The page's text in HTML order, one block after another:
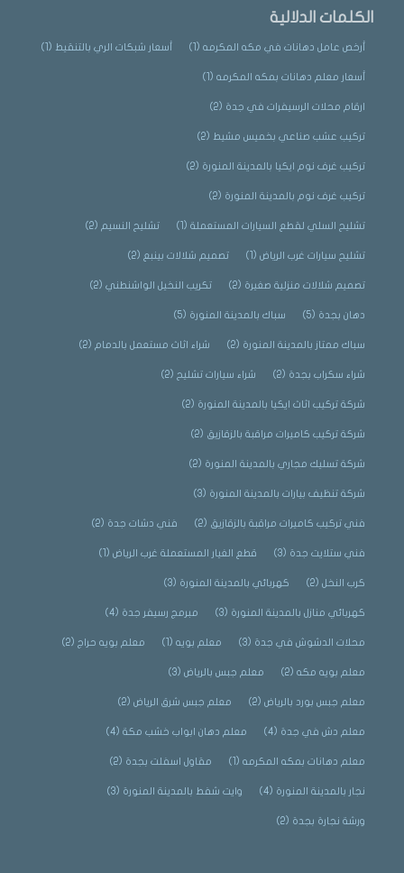
الكلمات الدلالية
أرخص عامل دهانات في مكه المكرمه(1) أسعار شبكات الري بالتنقيط (1)
أسعار معلم دهانات بمكه المكرمه(1)
ارقام محلات الرسيفرات في جدة (2)
تركيب عشب صناعي بخميس مشيط (2)
تركيب غرف نوم ايكيا بالمدينة المنورة (2)
تركيب غرف نوم بالمدينة المنورة (2)
تشليح السلي لقطع السيارات المستعملة(1) تشليح النسيم(2)
تشليح سيارات غرب الرياض(1) تصميم شلالات بينبع (2)
تصميم شلالات منزلية صغيرة (2) تكريب النخيل الواشنطني(2)
دهان بجدة (5) سباك بالمدينة المنورة (5)
سباك ممتاز بالمدينة المنورة (2) شراء اثاث مستعمل بالدمام(2)
شراء سكراب بجدة (2) شراء سيارات تشليح (2)
شركة تركيب اثاث ايكيا بالمدينة المنورة (2)
شركة تركيب كاميرات مراقبة بالزقازيق (2)
شركة تسليك مجاري بالمدينة المنورة (2)
شركة تنظيف بيارات بالمدينة المنورة (3)
فني تركيب كاميرات مراقبة بالزقازيق (2) فني دشات جدة (2)
فني ستلايت جدة (3) قطع الغيار المستعملة غرب الرياض(1)
كرب النخل(2) كهربائي بالمدينة المنورة (3)
كهربائي منازل بالمدينة المنورة (3) مبرمج رسيفر جدة (4)
محلات الدشوش في جدة (3) معلم بويه(1) معلم بويه حراج (2)
معلم بويه مكه(2) معلم جبس بالرياض(3)
معلم جبس بورد بالرياض(2) معلم جبس شرق الرياض(2)
معلم دش في جدة (4) معلم دهان ابواب خشب مكة(4)
معلم دهانات بمكه المكرمه(1) مقاول اسفلت بجدة (2)
نجار بالمدينة المنورة (4) وايت شفط بالمدينة المنورة (3)
ورشة نجارة بجدة (2)